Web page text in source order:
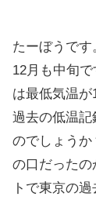
たーぼうです
12月も中旬
は最低気温
過去の低温記
のでしょう
の口だったの
トで東京の